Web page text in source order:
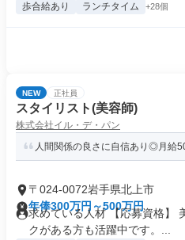
歩合給あり ランチタイム +28個
NEW 正社員
スタイリスト(美容師)
株式会社イル・デ・パン
人間関係の良さに自信あり◎月給
〒024-0072岩手県北上市
年俸300万円～500万円
求めている人材 【応募資格】
クがある方も活躍中です。...